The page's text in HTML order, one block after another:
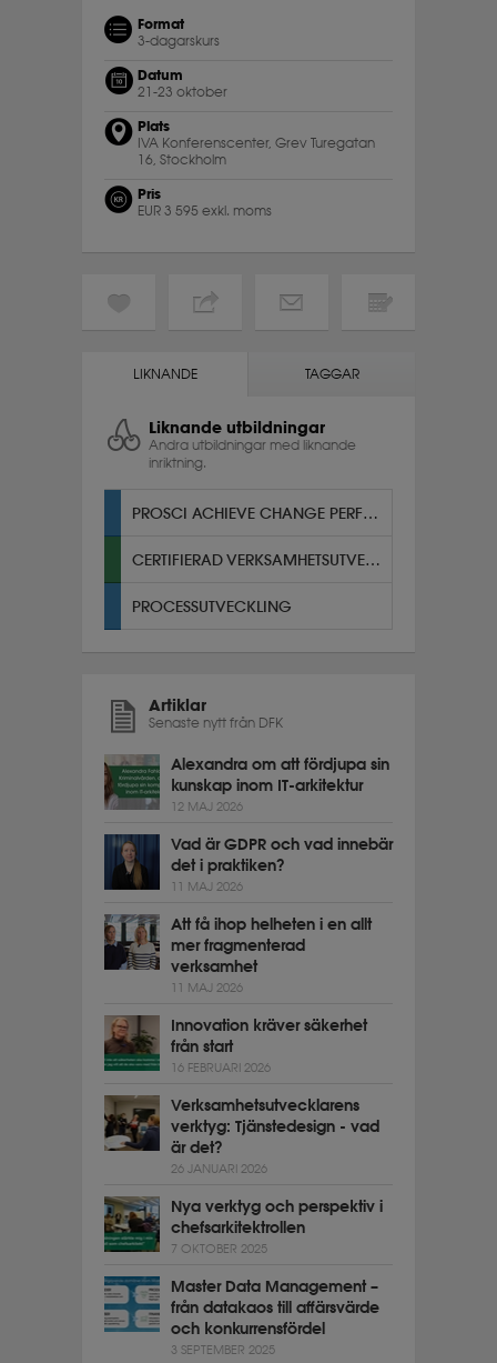
Format
3-dagarskurs
Datum
21-23 oktober
Plats
IVA Konferenscenter, Grev Turegatan
16, Stockholm
Pris
EUR 3 595 exkl. moms
LIKNANDE TAGGAR
Liknande utbildningar
Andra utbildningar med liknande
inriktning.
PROSCI ACHIEVE CHANGE PERFORMANCE
CERTIFIERAD VERKSAMHETSUTVECKLARE
PROCESSUTVECKLING
Artiklar
Senaste nytt från DFK
Alexandra om att fördjupa sin
kunskap inom IT-arkitektur
12 MAJ 2026
Vad är GDPR och vad innebär
det i praktiken?
11 MAJ 2026
Att få ihop helheten i en allt
mer fragmenterad
verksamhet
11 MAJ 2026
Innovation kräver säkerhet
från start
16 FEBRUARI 2026
Verksamhetsutvecklarens
verktyg: Tjänstedesign - vad
är det?
26 JANUARI 2026
Nya verktyg och perspektiv i
chefsarkitektrollen
7 OKTOBER 2025
Master Data Management –
från datakaos till affärsvärde
och konkurrensfördel
3 SEPTEMBER 2025